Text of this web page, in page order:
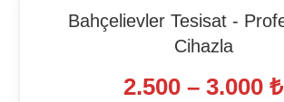
Bahçelievler Tesisat -
Cihazla
2.500 – 3.000 ₺